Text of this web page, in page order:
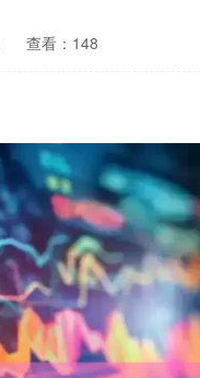
查看：148